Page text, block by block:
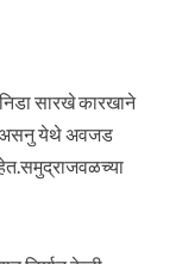
सारखे कारखाने
असनु येथे अवजड